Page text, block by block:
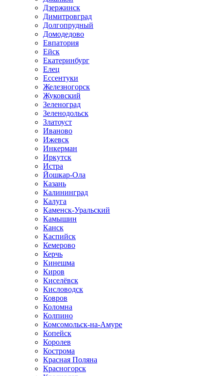
Дзержинск
Димитровград
Долгопрудный
Домодедово
Евпатория
Ейск
Екатеринбург
Елец
Ессентуки
Железногорск
Жуковский
Зеленоград
Зеленодольск
Златоуст
Иваново
Ижевск
Инкерман
Иркутск
Истра
Йошкар-Ола
Казань
Калининград
Калуга
Каменск-Уральский
Камышин
Канск
Каспийск
Кемерово
Керчь
Кинешма
Киров
Киселёвск
Кисловодск
Ковров
Коломна
Колпино
Комсомольск-на-Амуре
Копейск
Королев
Кострома
Красная Поляна
Красногорск